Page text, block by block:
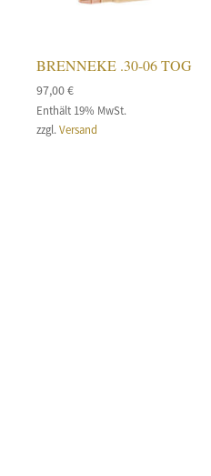
BRENNEKE .30-06 TOG
97,00€
Enthält 19% MwSt.
zzgl.Versand